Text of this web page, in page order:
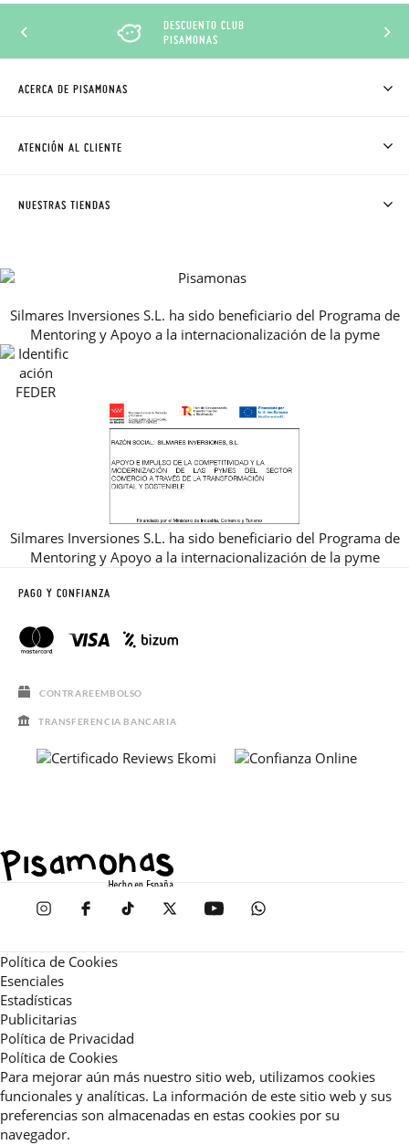
DESCUENTO CLUB
PISAMONAS
ACERCA DE PISAMONAS
CÓMO COMPRAR
AVISO LEGAL, PRIVACIDAD Y COOKIES
GUIA DE TALLAS
REBAJAS
ATENCIÓN AL CLIENTE
NUESTRAS TIENDAS
Silmares Inversiones S.L. ha sido beneficiario del Programa de
Mentoring y Apoyo a la internacionalización de la pyme
Silmares Inversiones S.L. ha sido beneficiario del Programa de
Mentoring y Apoyo a la internacionalización de la pyme
PAGO Y CONFIANZA
CONTRAREEMBOLSO
TRANSFERENCIA BANCARIA
Política de Cookies
Esenciales
Estadísticas
Publicitarias
Política de Privacidad
Política de Cookies
Para mejorar aún más nuestro sitio web, utilizamos cookies
funcionales y analíticas. La información de este sitio web y sus
preferencias son almacenadas en estas cookies por su
navegador.